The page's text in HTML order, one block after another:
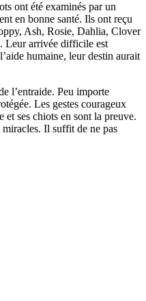
ont été examinés par un
en bonne santé. Ils ont reçu
Ash, Rosie, Dahlia, Clover
Leur arrivée difficile est
humaine, leur destin aurait
l’entraide. Peu importe
Les gestes courageux
et ses chiots en sont la preuve.
Il suffit de ne pas